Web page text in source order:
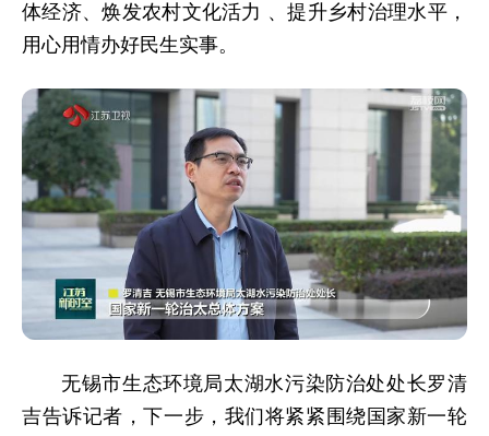
体经济、焕发农村文化活力 、提升乡村治理水平，
用心用情办好民生实事。
无锡市生态环境局太湖水污染防治处处长罗清
吉告诉记者，下一步，我们将紧紧围绕国家新一轮